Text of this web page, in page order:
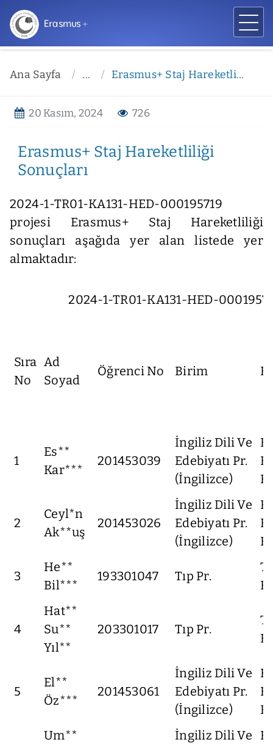
Erasmus +
Ana Sayfa ... Erasmus+ Staj Hareketliliği Sonuçları
20 Kasım, 2024 726
Erasmus+ Staj Hareketliliği
Sonuçları
2024-1-TR01-KA131-HED-000195719
projesi Erasmus+ Staj Hareketliliği
sonuçları aşağıda yer alan listede yer
almaktadır:
2024-1-TR01-KA131-HED-000195719
Sıra
No
Ad
Soyad
Öğrenci No Birim
1
Es**
Kar***
201453039
İngiliz Dili Ve
Edebiyatı Pr.
(İngilizce)
2
Ceyl*n
Ak**uş
201453026
İngiliz Dili Ve
Edebiyatı Pr.
(İngilizce)
3
He**
Bil***
193301047 Tıp Pr.
4
Hat**
Su**
Yıl**
203301017 Tıp Pr.
5
El**
Öz***
201453061
İngiliz Dili Ve
Edebiyatı Pr.
(İngilizce)
Um**
İngiliz Dili Ve